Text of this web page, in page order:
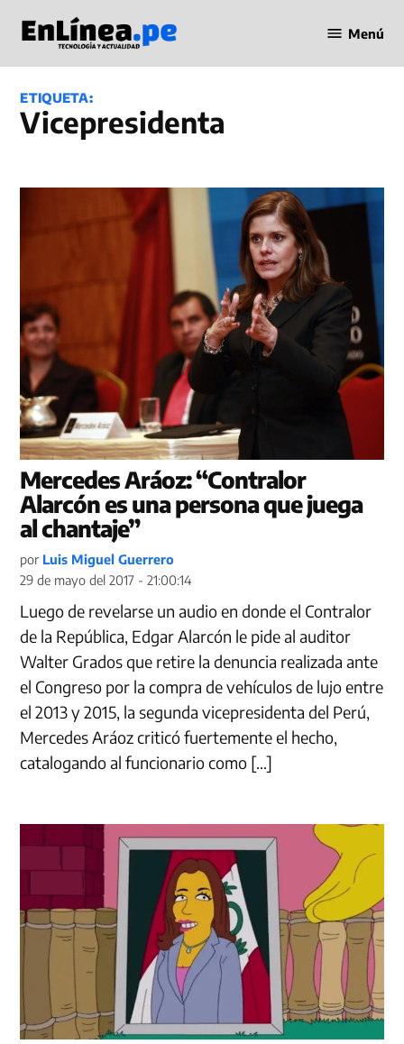
contenido
en Línea
Menú
ETIQUETA:
vicepresidenta
Mercedes Aráoz: “Contralor
Alarcón es una persona que juega
al chantaje”
por Luis Miguel Guerrero
29 de mayo del 2017 - 21:00:14
Luego de revelarse un audio en donde el Contralor
de la República, Edgar Alarcón le pide al auditor
Walter Grados que retire la denuncia realizada ante
el Congreso por la compra de vehículos de lujo entre
el 2013 y 2015, la segunda vicepresidenta del Perú,
Mercedes Aráoz criticó fuertemente el hecho,
catalogando al funcionario como […]